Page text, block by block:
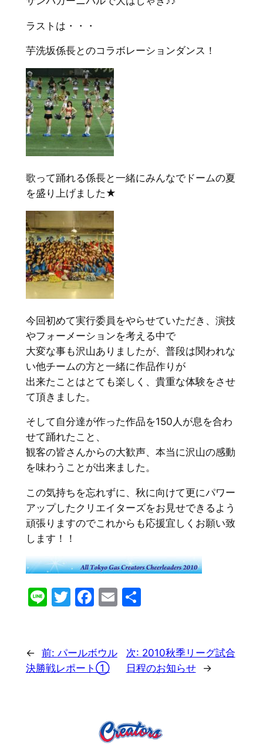
ラストは・・・
芋洗坂係長とのコラボレーションダンス！
歌って踊れる係長と一緒にみんなでドームの夏
を盛り上げました★
今回初めて実行委員をやらせていただき、演技
やフォーメーションを考える中で
大変な事も沢山ありましたが、普段は関われな
い他チームの方と一緒に作品作りが
出来たことはとても楽しく、貴重な体験をさせ
て頂きました。
そして自分達が作った作品を150人が息を合わ
せて踊れたこと、
観客の皆さんからの大歓声、本当に沢山の感動
を味わうことが出来ました。
この気持ちを忘れずに、秋に向けて更にパワー
アップしたクリエイターズをお見せできるよう
頑張りますのでこれからも応援宜しくお願い致
します！！
LineTwitter
Facebook
Email
共
← 前: パールボウル
決勝戦レポート①
次: 2010秋季リーグ試合
日程のお知らせ
→